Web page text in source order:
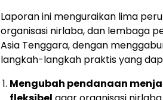
Laporan ini menguraikan lima
organisasi nirlaba, dan lembaga
Asia Tenggara, dengan
langkah-langkah praktis yang
Mengubah pendanaan